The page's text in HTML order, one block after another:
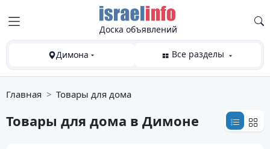
Доска объявлений
Димона Все разделы
Главная Товары для дома
Товары для дома в Димоне